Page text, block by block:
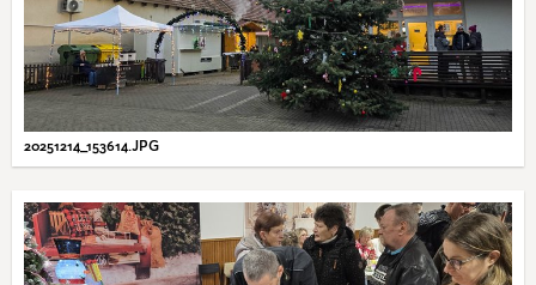
20251214_153614.JPG